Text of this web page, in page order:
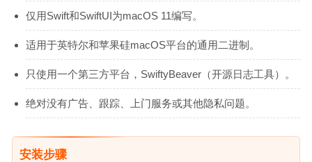
仅用Swift和SwiftUI为macOS 11编写。
适用于英特尔和苹果硅macOS平台的通用二进制。
只使用一个第三方平台，SwiftyBeaver（开源日志工具）。
绝对没有广告、跟踪、上门服务或其他隐私问题。
安装步骤